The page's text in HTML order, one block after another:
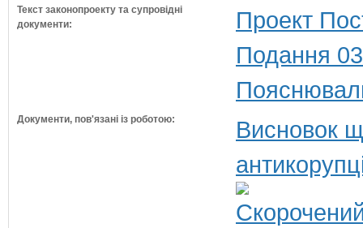
Текст законопроекту та супровідні
документи:
Проект
Подання
Документи, пов'язані із роботою:
Висновок